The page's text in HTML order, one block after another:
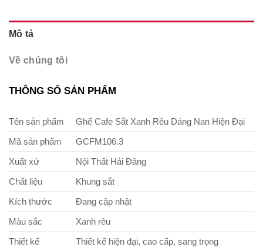
Mô tả
Về chúng tôi
THÔNG SỐ SẢN PHẨM
Tên sản phẩm
Ghế Cafe Sắt Xanh Rêu Dáng Nan Hiện Đại
Mã sản phẩm
GCFM106.3
Xuất xứ
Nội Thất Hải Đăng
Chất liệu
Khung sắt
Kích thước
Đang cập nhật
Màu sắc
Xanh rêu
Thiết kế
Thiết kế hiện đại, cao cấp, sang trọng